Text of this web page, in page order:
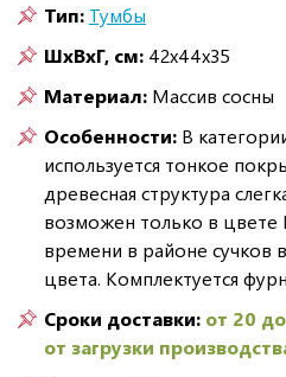
Тип: Тумбы
ШxВxГ, см: 42x44x35
Материал: Массив сосны
Особенности: В
используется тонкое
древесная структура
возможен только в цвете
времени в районе сучков
цвета. Комплектуется
Сроки доставки: от 20
от загрузки